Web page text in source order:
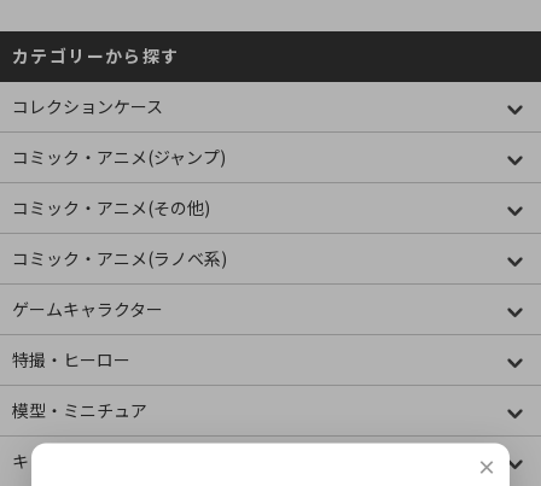
カテゴリーから探す
コレクションケース
コミック・アニメ(ジャンプ)
コミック・アニメ(その他)
コミック・アニメ(ラノベ系)
ゲームキャラクター
特撮・ヒーロー
模型・ミニチュア
キャラクター ×